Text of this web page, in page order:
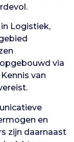
Logistiek,
via
van
en
zijn daarnaast